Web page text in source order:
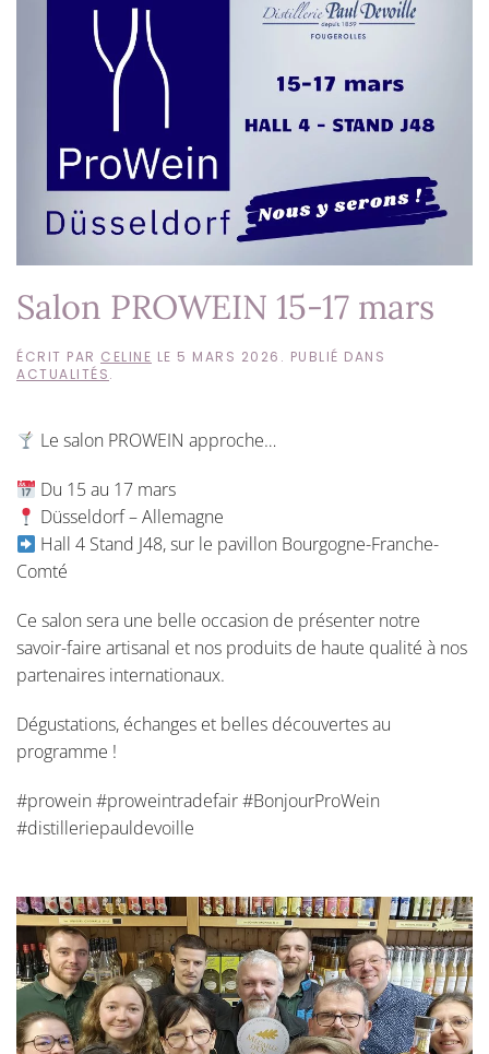
Salon PROWEIN 15-17 mars
ÉCRIT PAR CELINE LE 5 MARS 2026 . PUBLIÉ DANS
ACTUALITÉS.
Le salon PROWEIN approche…
Du 15 au 17 mars
Düsseldorf – Allemagne
Hall 4 Stand J48, sur le pavillon Bourgogne-Franche-
Comté
Ce salon sera une belle occasion de présenter notre
savoir-faire artisanal et nos produits de haute qualité à nos
partenaires internationaux.
Dégustations, échanges et belles découvertes au
programme !
#prowein #proweintradefair #BonjourProWein
#distilleriepauldevoille